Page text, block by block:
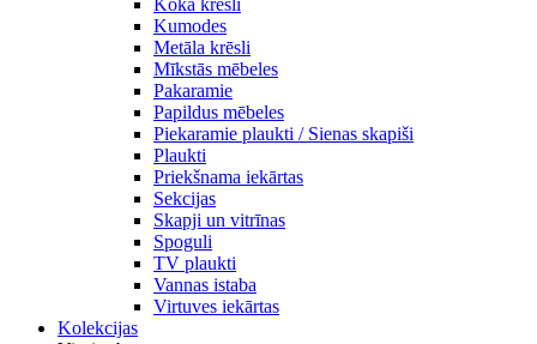
Koka krēsli
Kumodes
Metāla krēsli
Mīkstās mēbeles
Pakaramie
Papildus mēbeles
Piekaramie plaukti / Sienas skapiši
Plaukti
Priekšnama iekārtas
Sekcijas
Skapji un vitrīnas
Spoguli
TV plaukti
Vannas istaba
Virtuves iekārtas
Kolekcijas